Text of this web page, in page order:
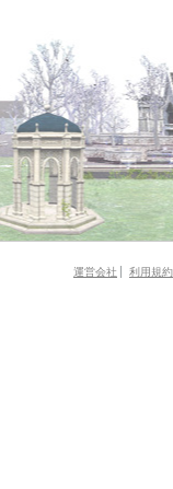
運営会社 利用規約